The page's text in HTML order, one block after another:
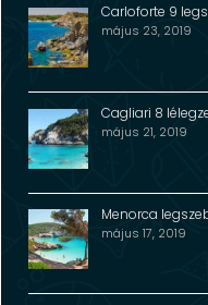
Carloforte 9
május 23, 2019
Cagliari 8
május 21, 2019
Menorca
május 17, 2019